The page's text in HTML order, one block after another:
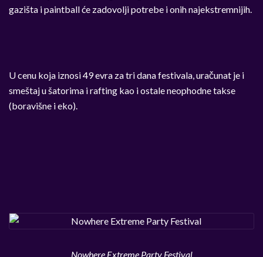
gazišta i paintball će zadovolji potrebe i onih najekstremnijih.
U cenu koja iznosi 49 evra za tri dana festivala, uračunat je i
smeštaj u šatorima i rafting kao i ostale neophodne takse
(boravišne i eko).
Nowhere Extreme Party Festival